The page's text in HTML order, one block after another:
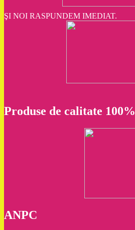
ŞI NOI RASPUNDEM IMEDIAT.
Produse de calitate 100%
ANPC